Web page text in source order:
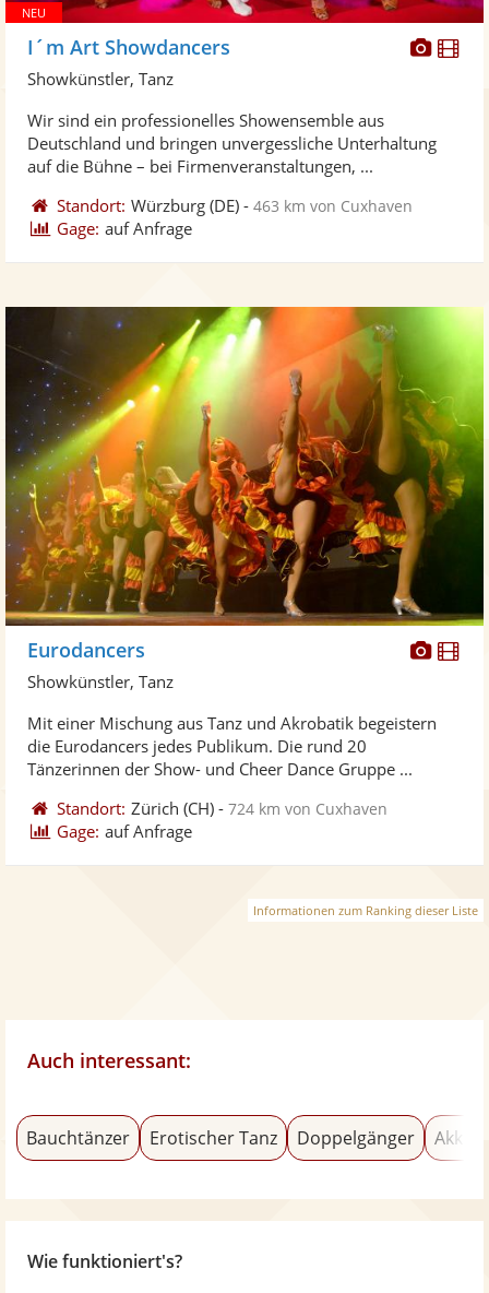
I´m Art Showdancers
Showkünstler, Tanz
Wir sind ein professionelles Showensemble aus
Deutschland und bringen unvergessliche Unterhaltung
auf die Bühne – bei Firmenveranstaltungen, ...
Standort: Würzburg (DE) -463 km von Cuxhaven
Gage: auf Anfrage
Fotos
Eurodancers
Showkünstler, Tanz
Mit einer Mischung aus Tanz und Akrobatik begeistern
die Eurodancers jedes Publikum. Die rund 20
Tänzerinnen der Show- und Cheer Dance Gruppe ...
Standort: Zürich (CH) -724 km von Cuxhaven
Gage: auf Anfrage
Informationen zum Ranking dieser Liste
Auch interessant:
Bauchtänzer Erotischer Tanz Doppelgänger
Wie funktioniert's?